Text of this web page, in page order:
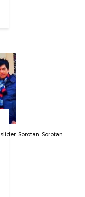
slider Sorotan Sorotan